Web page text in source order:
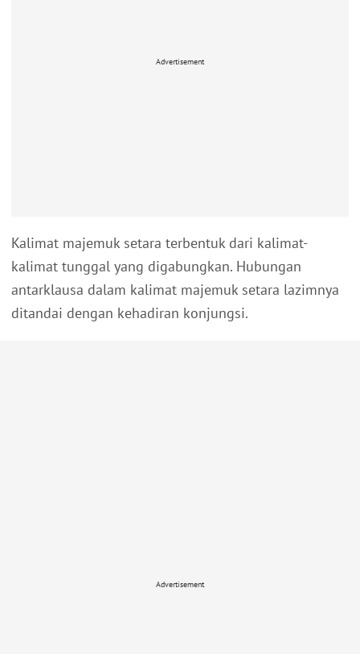
Advertisement
Kalimat majemuk setara terbentuk dari kalimat-
kalimat tunggal yang digabungkan. Hubungan
antarklausa dalam kalimat majemuk setara lazimnya
ditandai dengan kehadiran konjungsi.
Advertisement